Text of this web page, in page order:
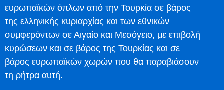
ευρωπαϊκών όπλων από την Τουρκία σε βάρος
της ελληνικής κυριαρχίας και των εθνικών
συμφερόντων σε Αιγαίο και Μεσόγειο, με επιβολή
κυρώσεων και σε βάρος της Τουρκίας και σε
βάρος ευρωπαϊκών χωρών που θα παραβιάσουν
τη ρήτρα αυτή.